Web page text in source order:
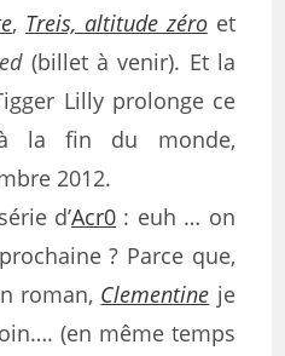
, Treis, altitude zéroet
(billet à venir). Et la
Lilly prolonge ce
la fin du monde,
2012.
d’Acr0 : euh … on
? Parce que,
roman, Clementine je
(en même temps